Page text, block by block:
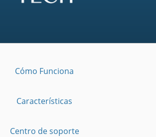
Cómo Funciona
Características
Centro de soporte